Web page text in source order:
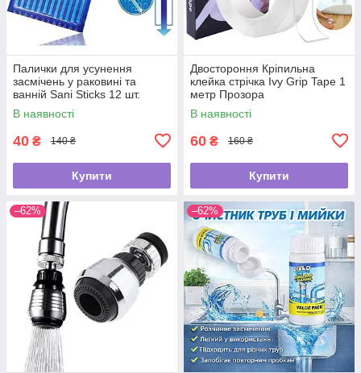
Палички для усунення
засмічень у раковині та
ванній Sani Sticks 12 шт.
В наявності
40 ₴ 140 ₴
Купити
Двостороння Кріпильна
клейка стрічка Ivy Grip Tape 1
метр Прозора
В наявності
60 ₴ 160 ₴
Купити
–62% –62%